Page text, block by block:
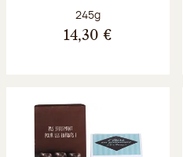
Poids net :
245g
14,30 €